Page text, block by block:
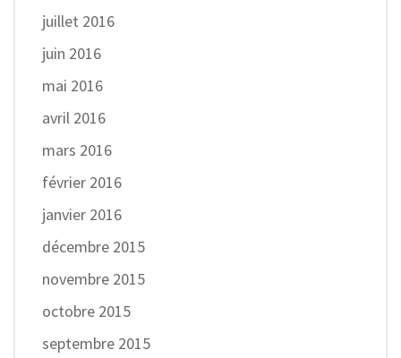
juillet 2016
juin 2016
mai 2016
avril 2016
mars 2016
février 2016
janvier 2016
décembre 2015
novembre 2015
octobre 2015
septembre 2015